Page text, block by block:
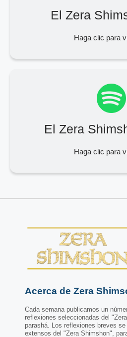
El Zera
Haga clic para
El Zera
Haga clic para
Acerca de Zera
Cada semana publicamos un
reflexiones seleccionadas del
parashá. Los reflexiones breves
extensos del "Zera Shimshon",